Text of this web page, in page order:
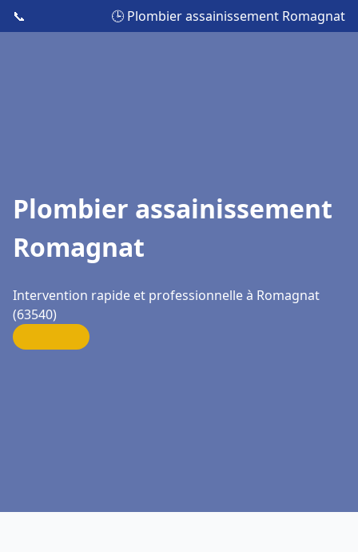
📞 🕒 Plombier assainissement Romagnat
Plombier assainissement
Romagnat
Intervention rapide et professionnelle à Romagnat
(63540)